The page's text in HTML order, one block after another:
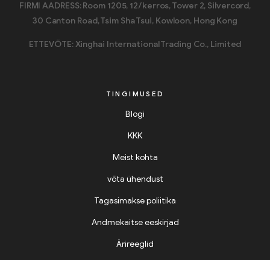
FIRMI AADRESS: Room 1205, 12/kerros, Tower 2, Silvercord,
30 Canton Road, Tsim Sha Tsui, Kowloon, Hong Kong
ETTEVÕTE: Xinghai International Trading Co., Limited
TINGIMUSED
Blogi
KKK
Meist kohta
võta ühendust
Tagasimakse poliitika
Andmekaitse eeskirjad
Ärireeglid